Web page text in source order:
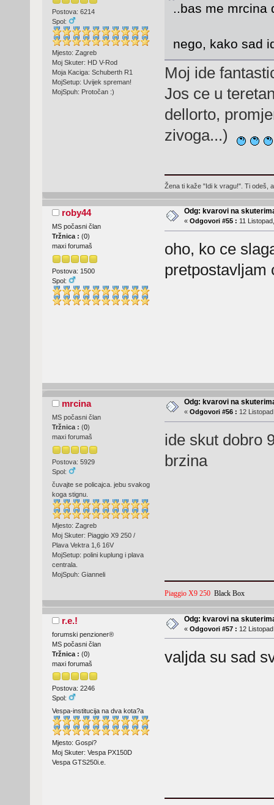
Postova: 6214
Spol:
Mjesto: Zagreb
Moj Skuter: HD V-Rod
Moja Kaciga: Schuberth R1
MojSetup: Uvijek spreman!
MojSpuh: Protočan :)
..bas me
nego, kako sad
Moj ide
Jos ce u
dellorto,
zivoga...)
Žena ti kaže "Idi k vragu!". Ti odeš,
roby44
MS počasni član
Tržnica : (0)
maxi forumaš
Postova: 1500
Spol:
Odg: kvarovi na
« Odgovori #55 : 11
oho, ko ce
mrcina
MS počasni član
Tržnica : (0)
maxi forumaš
Postova: 5929
Spol:
čuvajte se policajca. jebu svakog
koga stignu.
Mjesto: Zagreb
Moj Skuter: Piaggio X9 250 /
Plava Vektra 1,6 16V
MojSetup: polini kuplung i plava
centrala.
MojSpuh: Gianneli
Odg: kvarovi na
« Odgovori #56 : 12
ide skut dobro
brzina
Piaggio X9 250 Black Box
r.e.!
forumski penzioner®
MS počasni član
Tržnica : (0)
maxi forumaš
Postova: 2246
Spol:
Vespa-institucija na dva kota?a
Mjesto: Gospi?
Moj Skuter: Vespa PX150D
Vespa GTS250i.e.
Odg: kvarovi na
« Odgovori #57 : 12
valjda su sad